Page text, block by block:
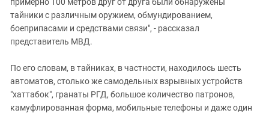
СКФО
Чечня
Южный Кавказ
ЮФО
тайники с различным оружием, обмундированием,
боеприпасами и средствами связи", - рассказал
представитель МВД.
По его словам, в тайниках, в частности, находилось шесть
автоматов, столько же самодельных взрывных устройств
"хаттабок", гранаты РГД, большое количество патронов,
камуфлированная форма, мобильные телефоны и даже один